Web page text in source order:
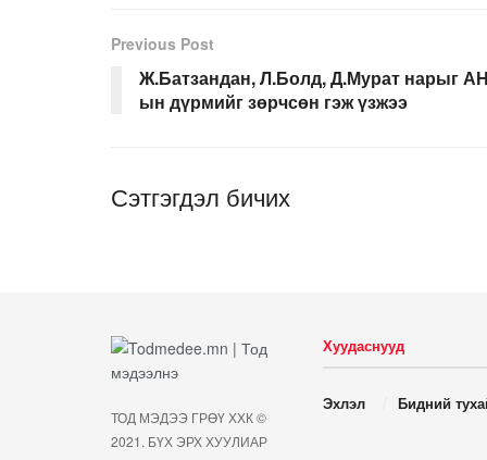
Previous Post
Ж.Батзандан, Л.Болд, Д.Мурат нарыг
ын дүрмийг зөрчсөн гэж үзжээ
Сэтгэгдэл бичих
ТОД МЭДЭЭ ГРӨҮ ХХК ©
2021. БҮХ ЭРХ ХУУЛИАР
Хуудаснууд
Эхлэл Бидний